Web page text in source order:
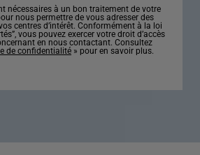
nécessaires à un bon traitement de votre
nous permettre de vous adresser des
centres d’intérêt. Conformément à la loi
vous pouvez exercer votre droit d’accès
en nous contactant. Consultez
de confidentialité » pour en savoir plus.